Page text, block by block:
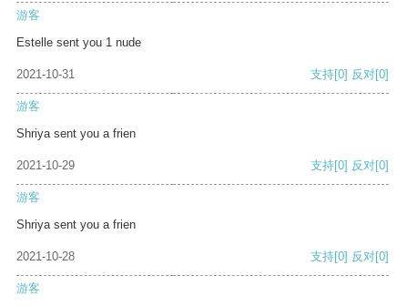
游客
Estelle sent you 1 nude
2021-10-31 支持[0] 反对[0]
游客
Shriya sent you a frien
2021-10-29 支持[0] 反对[0]
游客
Shriya sent you a frien
2021-10-28 支持[0] 反对[0]
游客